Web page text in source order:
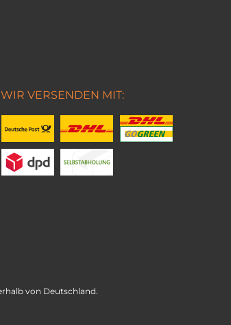
WIR VERSENDEN MIT:
von Deutschland.